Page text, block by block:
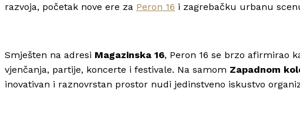
razvoja, početak nove ere za Peron 16 i zagrebačku urbanu
Smješten na adresi Magazinska 16, Peron 16 se brzo afirmirao
vjenčanja, partije, koncerte i festivale. Na samom Zapadnom
inovativan i raznovrstan prostor nudi jedinstveno iskustvo